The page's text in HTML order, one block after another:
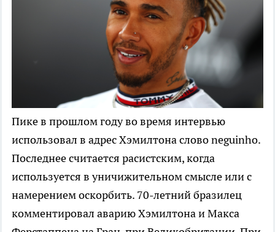
Пике в прошлом году во время интервью
использовал в адрес Хэмилтона слово neguinho.
Последнее считается расистским, когда
используется в уничижительном смысле или с
намерением оскорбить. 70-летний бразилец
комментировал аварию Хэмилтона и Макса